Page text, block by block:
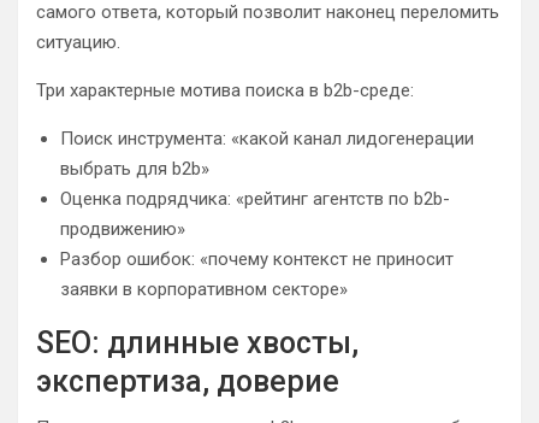
самого ответа, который позволит наконец переломить
ситуацию.
Три характерные мотива поиска в b2b-среде:
Поиск инструмента: «какой канал лидогенерации
выбрать для b2b»
Оценка подрядчика: «рейтинг агентств по b2b-
продвижению»
Разбор ошибок: «почему контекст не приносит
заявки в корпоративном секторе»
SEO: длинные хвосты,
экспертиза, доверие